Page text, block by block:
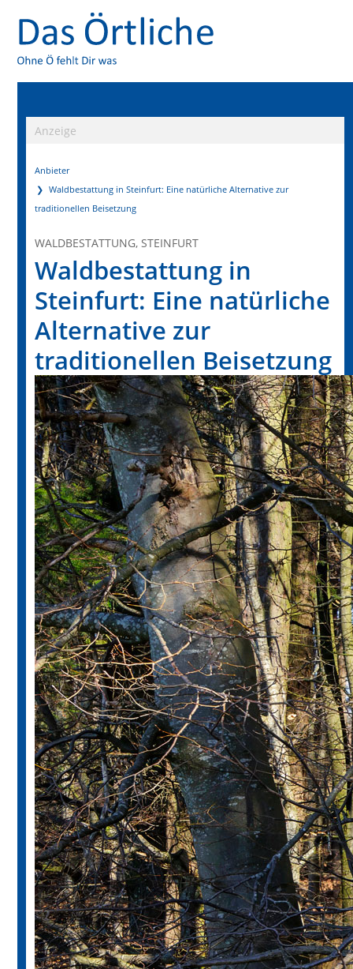
Anzeige
Anbieter
Waldbestattung in Steinfurt: Eine natürliche Alternative zur
traditionellen Beisetzung
WALDBESTATTUNG, STEINFURT
Waldbestattung in
Steinfurt: Eine natürliche
Alternative zur
traditionellen Beisetzung